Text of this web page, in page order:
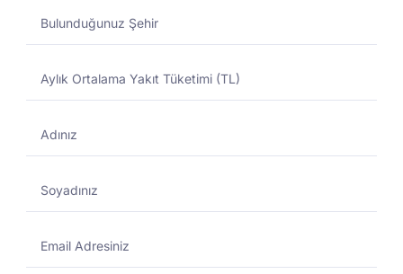
Toptan Akaryakıt
Toptan Akaryakıt